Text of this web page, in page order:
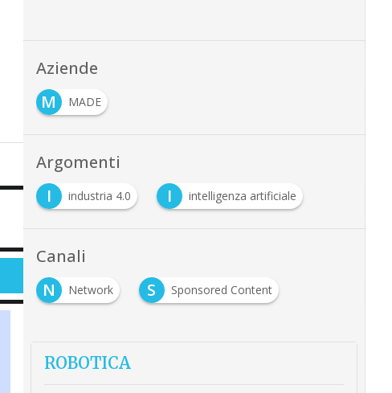
Aziende
M
MADE
Argomenti
I
industria 4.0 I intelligenza artificiale
Canali
N
Network S Sponsored Content
ROBOTICA